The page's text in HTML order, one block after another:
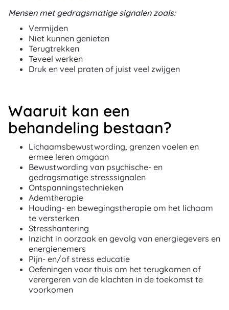
Mensen met gedragsmatige signalen zoals:
Vermijden
Niet kunnen genieten
Terugtrekken
Teveel werken
Druk en veel praten of juist veel zwijgen
Waaruit kan een
behandeling bestaan?
Lichaamsbewustwording, grenzen voelen en
ermee leren omgaan
Bewustwording van psychische- en
gedragsmatige stresssignalen
Ontspanningstechnieken
Ademtherapie
Houding- en bewegingstherapie om het lichaam
te versterken
Stresshantering
Inzicht in oorzaak en gevolg van energiegevers en
energienemers
Pijn- en/of stress educatie
Oefeningen voor thuis om het terugkomen of
verergeren van de klachten in de toekomst te
voorkomen